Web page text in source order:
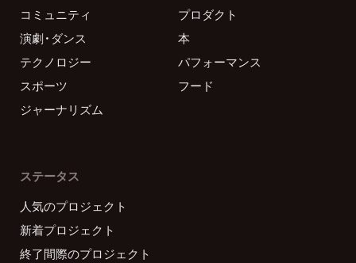
コミュニティ
プロダクト
演劇・ダンス
本
テクノロジー
パフォーマンス
スポーツ
フード
ジャーナリズム
ステータス
人気のプロジェクト
新着プロジェクト
終了間際のプロジェクト